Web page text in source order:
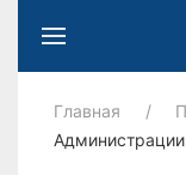
Главная